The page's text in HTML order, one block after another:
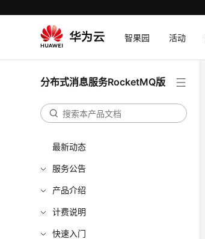
智果园 活动
分布式消息服务RocketMQ版
最新动态
服务公告
产品介绍
计费说明
快速入门